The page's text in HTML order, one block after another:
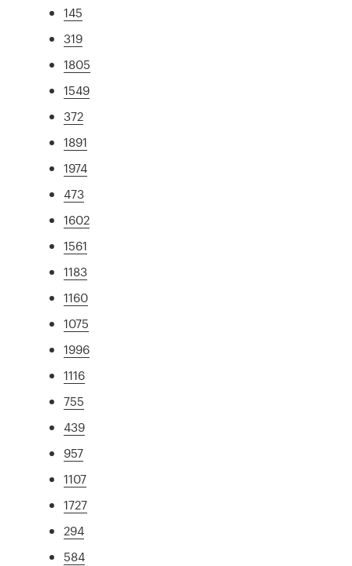
145
319
1805
1549
372
1891
1974
473
1602
1561
1183
1160
1075
1996
1116
755
439
957
1107
1727
294
584